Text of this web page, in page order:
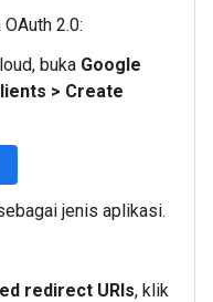
2.0:
buka Google
> Create
jenis aplikasi.
redirect URIs, klik